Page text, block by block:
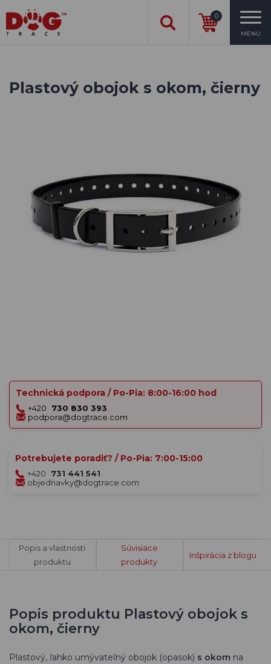
0
MENU
Plastový obojok s okom, čierny
Technická podpora / Po-Pia: 8:00-16:00 hod
+420
730 830 393
podpora@dogtrace.com
Potrebujete poradiť? / Po-Pia: 7:00-15:00
+420
731 441 541
objednavky@dogtrace.com
Popis a vlastnosti
produktu
Súvisiace
produkty
Inšpirácia z blogu
Popis produktu Plastový obojok s
okom, čierny
Plastový, ľahko umývateľný obojok (opasok) s okom na